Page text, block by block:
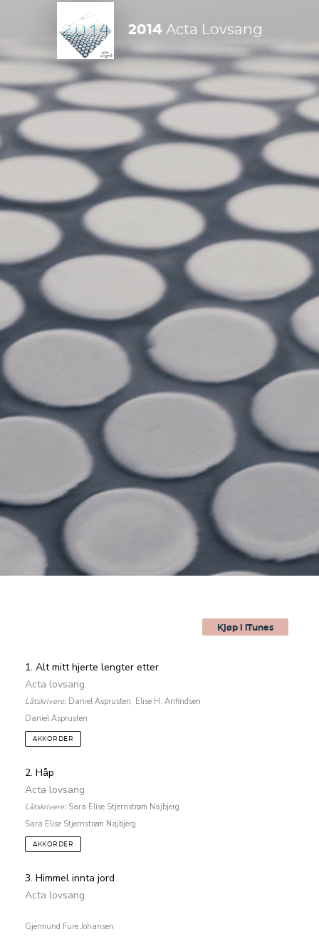
2014Acta Lovsang
Kjøp i iTunes
1. Alt mitt hjerte lengter etter
Acta lovsang
Låtskrivere: Daniel Asprusten, Elise H. Anfindsen
Daniel Asprusten
AKKORDER
2. Håp
Acta lovsang
Låtskrivere: Sara Elise Stjernstrøm Najbjerg
Sara Elise Stjernstrøm Najbjerg
AKKORDER
3. Himmel innta jord
Acta lovsang
Gjermund Fure Johansen